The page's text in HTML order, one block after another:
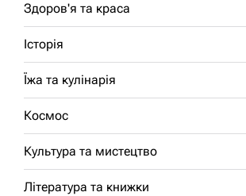
Здоров'я та краса
Історія
Їжа та кулінарія
Космос
Культура та мистецтво
Література та книжки